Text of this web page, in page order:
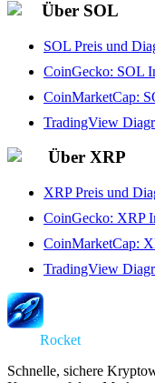
Über SOL
SOL Preis und
CoinGecko: SOL
CoinMarketCap:
TradingView
Über XRP
XRP Preis und
CoinGecko: XRP
CoinMarketCap:
TradingView
Rocket
Schnelle, sichere